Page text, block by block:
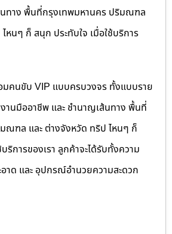
นทาง พื้นที่กรุงเทพมหานคร ปริมณฑล
หนๆ ก็ สนุก ประทับใจ เมื่อใช้บริการ
มคนขับ VIP แบบครบวงจร ทั้งแบบราย
านมืออาชีพ และ ชำนาญเส้นทาง พื้นที่
ณฑล และ ต่างจังหวัด ทริป ไหนๆ ก็
ริการของเรา ลูกค้าจะได้รับทั้งความ
าด และ อุปกรณ์อำนวยความสะดวก